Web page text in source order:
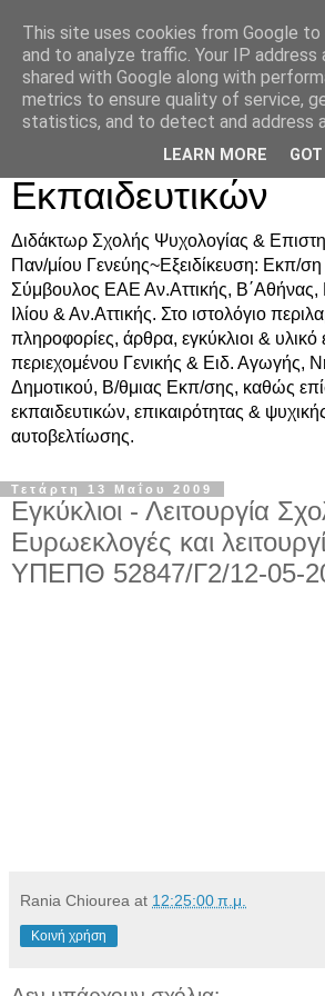
Δρ. Ράνια
Συμβουλευτική &
Υποστήριξη
Εκπαιδευτικών
Διδάκτωρ Σχολής Ψυχολογίας &
Παν/μίου Γενεύης~Εξειδίκευση: Εκπ/
Σύμβουλος ΕΑΕ Αν.Αττικής,
Ιλίου & Αν.Αττικής. Στο ιστολόγιο
πληροφορίες, άρθρα, εγκύκλιοι & υλικό
περιεχομένου Γενικής & Ειδ. Αγωγής,
Δημοτικού, Β/θμιας Εκπ/σης, καθώς
εκπαιδευτικών, επικαιρότητας &
αυτοβελτίωσης.
Τετάρτη 13 Μαΐου 2009
Εγκύκλιοι - Λειτουργία
Ευρωεκλογές και
ΥΠΕΠΘ 52847/Γ2/12-05-
Rania Chiourea at 12:25:00 π.μ.
Κοινή χρήση
This site uses cookies from Google
and to analyze traffic. Your IP address
shared with Google along with
metrics to ensure quality of service,
statistics, and to detect and address
LEARN MORE